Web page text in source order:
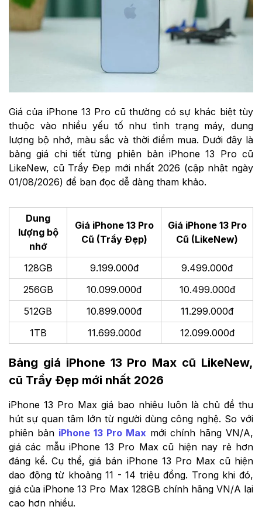
Giá của iPhone 13 Pro cũ thường có sự khác biệt tùy
thuộc vào nhiều yếu tố như tình trạng máy, dung
lượng bộ nhớ, màu sắc và thời điểm mua. Dưới đây là
bảng giá chi tiết từng phiên bản iPhone 13 Pro cũ
LikeNew, cũ Trầy Đẹp mới nhất 2026 (cập nhật ngày
01/08/2026) để bạn đọc dễ dàng tham khảo.
Dung
lượng bộ
nhớ
Giá iPhone 13 Pro
Cũ (Trầy Đẹp)
Giá iPhone 13 Pro
Cũ (LikeNew)
128GB 9.199.000đ
9.499.000đ
256GB
10.099.000đ
10.499.000đ
512GB
10.899.000đ
11.299.000đ
1TB
11.699.000đ 12.099.000đ
Bảng giá iPhone 13 Pro Max cũ LikeNew,
cũ Trầy Đẹp mới nhất 2026
iPhone 13 Pro Max giá bao nhiêu luôn là chủ đề thu
hút sự quan tâm lớn từ người dùng công nghệ. So với
phiên bản iPhone 13 Pro Max mới chính hãng VN/A,
giá các mẫu iPhone 13 Pro Max cũ hiện nay rẻ hơn
đáng kể. Cụ thể, giá bán iPhone 13 Pro Max cũ hiện
dao động từ khoảng 11 - 14 triệu đồng. Trong khi đó,
giá của iPhone 13 Pro Max 128GB chính hãng VN/A lại
cao hơn nhiều.